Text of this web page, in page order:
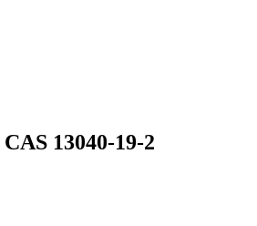
13040-19-2